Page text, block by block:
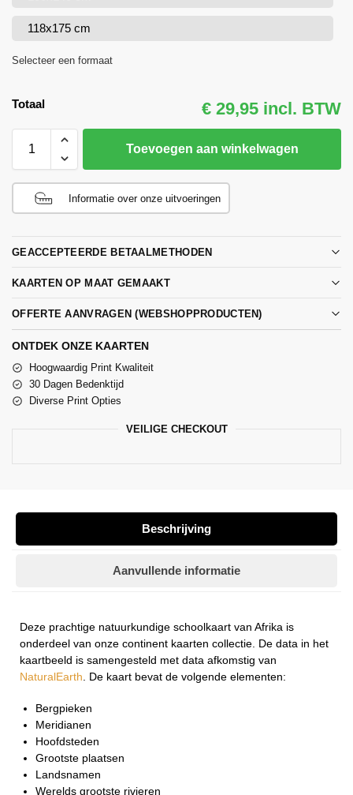
118x175 cm
Selecteer een formaat
Totaal € 29,95 incl. BTW
Toevoegen aan winkelwagen
Informatie over onze uitvoeringen
GEACCEPTEERDE BETAALMETHODEN
KAARTEN OP MAAT GEMAAKT
OFFERTE AANVRAGEN (WEBSHOPPRODUCTEN)
ONTDEK ONZE KAARTEN
Hoogwaardig Print Kwaliteit
30 Dagen Bedenktijd
Diverse Print Opties
VEILIGE CHECKOUT
Beschrijving
Aanvullende informatie
Deze prachtige natuurkundige schoolkaart van Afrika is
onderdeel van onze continent kaarten collectie. De data in het
kaartbeeld is samengesteld met data afkomstig van
NaturalEarth . De kaart bevat de volgende elementen:
Bergpieken
Meridianen
Hoofdsteden
Grootste plaatsen
Landsnamen
Werelds grootste rivieren